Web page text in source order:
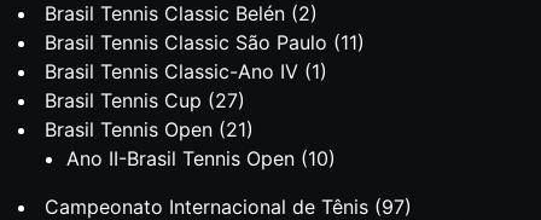
Brasil Tennis Classic Belén (2)
Brasil Tennis Classic São Paulo (11)
Brasil Tennis Classic-Ano IV (1)
Brasil Tennis Cup (27)
Brasil Tennis Open (21)
Ano II-Brasil Tennis Open (10)
Campeonato Internacional de Tênis (97)